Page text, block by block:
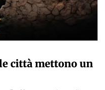
città mettono un